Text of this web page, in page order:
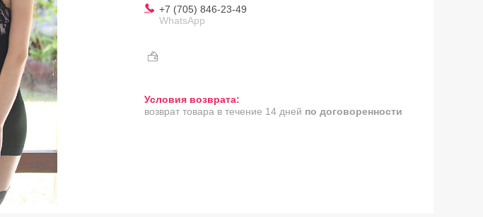
+7 (705) 846-23-49
WhatsApp
возврат товара в течение 14 дней по договоренности